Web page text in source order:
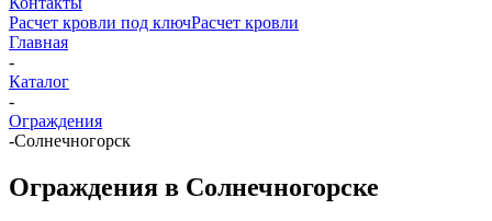
Расчет кровли под ключРасчет кровли
Главная
-
Каталог
-
Ограждения
-Солнечногорск
Ограждения в Солнечногорске